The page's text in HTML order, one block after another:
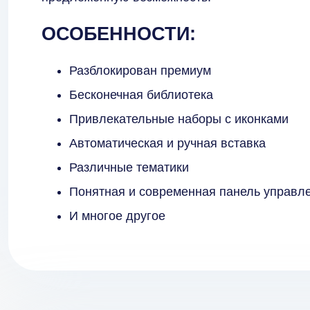
ОСОБЕННОСТИ:
Разблокирован премиум
Бесконечная библиотека
Привлекательные наборы с иконками
Автоматическая и ручная вставка
Различные тематики
Понятная и современная панель
И многое другое